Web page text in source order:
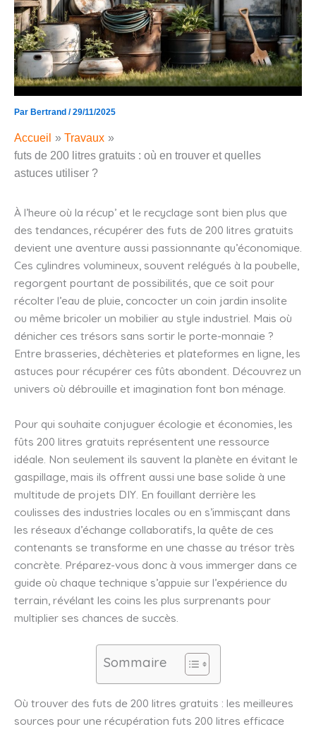
Par Bertrand /29/11/2025
Accueil
Travaux
futs de 200 litres gratuits : où en trouver et quelles
astuces utiliser ?
À l’heure où la récup’ et le recyclage sont bien plus que
des tendances, récupérer des futs de 200 litres gratuits
devient une aventure aussi passionnante qu’économique.
Ces cylindres volumineux, souvent relégués à la poubelle,
regorgent pourtant de possibilités, que ce soit pour
récolter l’eau de pluie, concocter un coin jardin insolite
ou même bricoler un mobilier au style industriel. Mais où
dénicher ces trésors sans sortir le porte-monnaie ?
Entre brasseries, déchèteries et plateformes en ligne, les
astuces pour récupérer ces fûts abondent. Découvrez un
univers où débrouille et imagination font bon ménage.
Pour qui souhaite conjuguer écologie et économies, les
fûts 200 litres gratuits représentent une ressource
idéale. Non seulement ils sauvent la planète en évitant le
gaspillage, mais ils offrent aussi une base solide à une
multitude de projets DIY. En fouillant derrière les
coulisses des industries locales ou en s’immisçant dans
les réseaux d’échange collaboratifs, la quête de ces
contenants se transforme en une chasse au trésor très
concrète. Préparez-vous donc à vous immerger dans ce
guide où chaque technique s’appuie sur l’expérience du
terrain, révélant les coins les plus surprenants pour
multiplier ses chances de succès.
Sommaire
Où trouver des futs de 200 litres gratuits : les meilleures
sources pour une récupération futs 200 litres efficace